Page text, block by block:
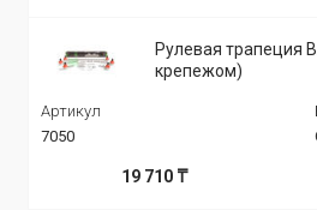
Рулевая трапеция
крепежом)
Артикул
7050
19 710 ₸